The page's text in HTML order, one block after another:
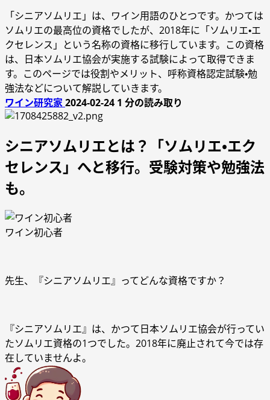
「シニアソムリエ」は、ワイン用語のひとつです。かつては
ソムリエの最高位の資格でしたが、2018年に「ソムリエ・エ
クセレンス」という名称の資格に移行しています。この資格
は、日本ソムリエ協会が実施する試験によって取得できま
す。このページでは役割やメリット、呼称資格認定試験・勉
強法などについて解説していきます。
ワイン研究家2024-02-24 1 分の読み取り
シニアソムリエとは？「ソムリエ・エク
セレンス」へと移行。受験対策や勉強法
も。
ワイン初心者
先生、『シニアソムリエ』ってどんな資格ですか？
『シニアソムリエ』は、かつて日本ソムリエ協会が行ってい
たソムリエ資格の1つでした。2018年に廃止されて今では存
在していませんよ。